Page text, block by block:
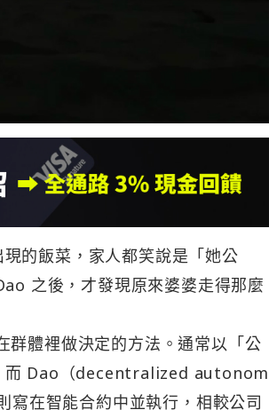
的飯菜，家人都笑說是「她公
之後，才發現原來婆婆走得那麼
體裡做決定的方法。通常以「公
而 Dao（decentralized autonom
在智能合約中並執行，相較公司